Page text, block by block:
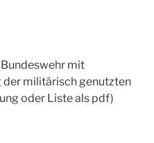
mit
militärisch genutzten
oder Liste als pdf)